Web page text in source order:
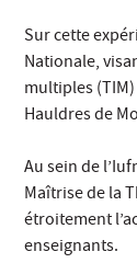
Sur cette
Nationale,
multiples
Hauldres de
Au sein de
Maîtrise de la
étroitement
enseignants.